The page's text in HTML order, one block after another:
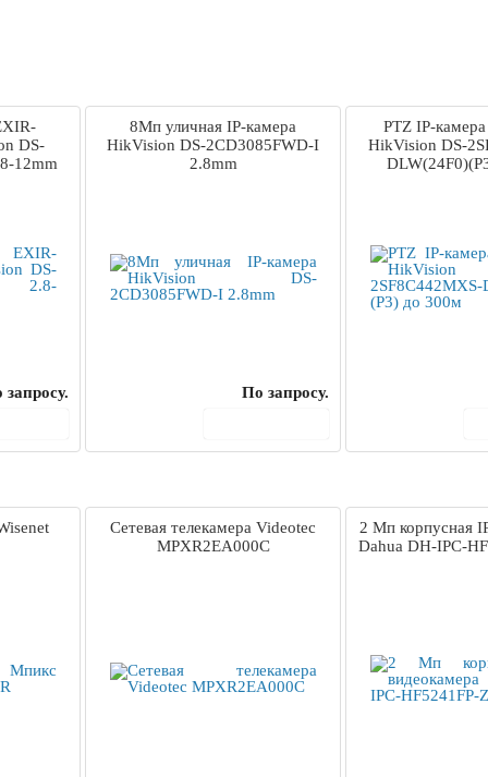
DS-
12mm
запросу.
8Мп уличная IP-камера
HikVision DS-2CD3085FWD-I
2.8mm
По запросу.
PTZ IP-
HikVision DS-
Сетевая телекамера Videotec
MPXR2EA000C
2 Mп корпусная
Dahua DH-IPC-